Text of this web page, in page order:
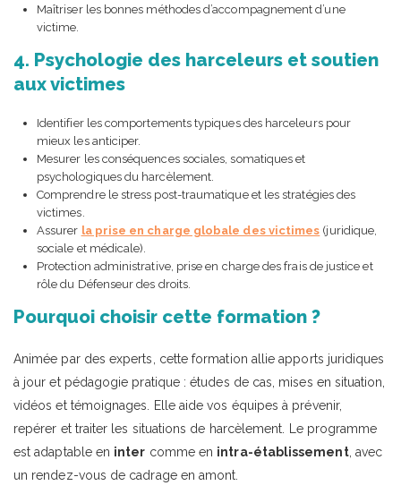
Maîtriser les bonnes méthodes d’accompagnement d’une
victime.
4. Psychologie des harceleurs et soutien
aux victimes
Identifier les comportements typiques des harceleurs pour
mieux les anticiper.
Mesurer les conséquences sociales, somatiques et
psychologiques du harcèlement.
Comprendre le stress post-traumatique et les stratégies des
victimes.
Assurer la prise en charge globale des victimes (juridique,
sociale et médicale).
Protection administrative, prise en charge des frais de justice et
rôle du Défenseur des droits.
Pourquoi choisir cette formation ?
Animée par des experts, cette formation allie apports juridiques
à jour et pédagogie pratique : études de cas, mises en situation,
vidéos et témoignages. Elle aide vos équipes à prévenir,
repérer et traiter les situations de harcèlement. Le programme
est adaptable en inter comme en intra-établissement, avec
un rendez-vous de cadrage en amont.